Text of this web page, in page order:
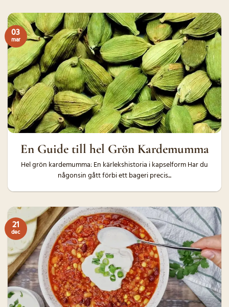
En Guide till hel Grön Kardemumma
Hel grön kardemumma: En kärlekshistoria i kapselform Har du
någonsin gått förbi ett bageri precis...
03
mar
21
dec